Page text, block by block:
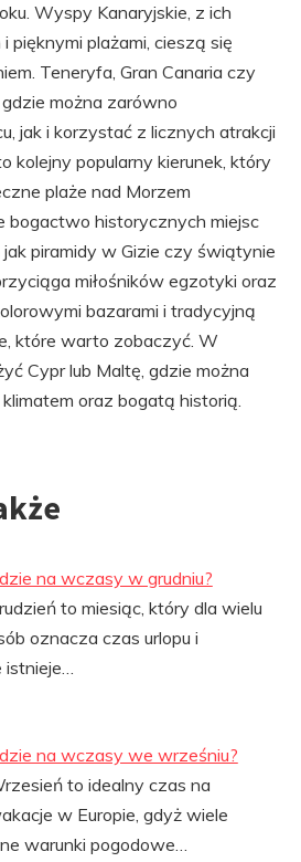
Wyspy Kanaryjskie, z ich
pięknymi plażami, cieszą się
Teneryfa, Gran Canaria czy
można zarówno
jak i korzystać z licznych atrakcji
kolejny popularny kierunek, który
plaże nad Morzem
bogactwo historycznych miejsc
piramidy w Gizie czy świątynie
miłośników egzotyki oraz
bazarami i tradycyjną
które warto zobaczyć. W
Cypr lub Maltę, gdzie można
oraz bogatą historią.
na wczasy w grudniu?
to miesiąc, który dla wielu
oznacza czas urlopu i
istnieje…
na wczasy we wrześniu?
to idealny czas na
w Europie, gdyż wiele
warunki pogodowe…